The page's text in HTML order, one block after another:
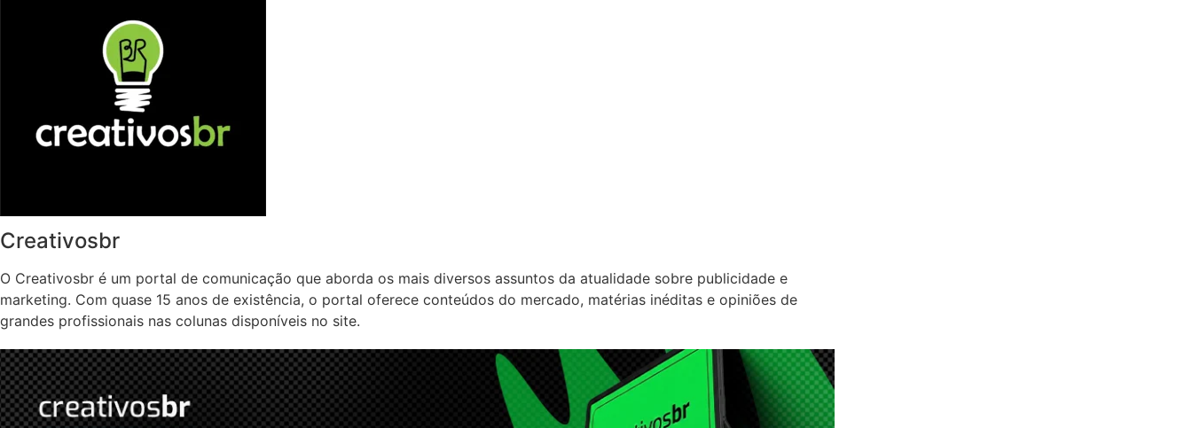
Creativosbr
O Creativosbr é um portal de comunicação que aborda os mais diversos assuntos da atualidade sobre publicidade e
marketing. Com quase 15 anos de existência, o portal oferece conteúdos do mercado, matérias inéditas e opiniões de
grandes profissionais nas colunas disponíveis no site.